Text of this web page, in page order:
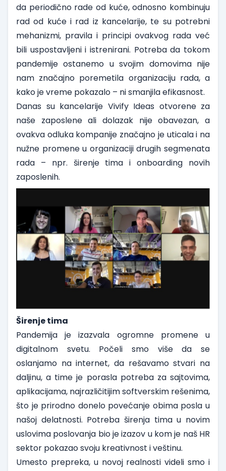
da periodično rade od kuće, odnosno kombinuju
rad od kuće i rad iz kancelarije, te su potrebni
mehanizmi, pravila i principi ovakvog rada već
bili uspostavljeni i istrenirani. Potreba da tokom
pandemije ostanemo u svojim domovima nije
nam značajno poremetila organizaciju rada, a
kako je vreme pokazalo – ni smanjila efikasnost.
Danas su kancelarije Vivify Ideas otvorene za
naše zaposlene ali dolazak nije obavezan, a
ovakva odluka kompanije značajno je uticala i na
nužne promene u organizaciji drugih segmenata
rada – npr. širenje tima i onboarding novih
zaposlenih.
Širenje tima
Pandemija je izazvala ogromne promene u
digitalnom svetu. Počeli smo više da se
oslanjamo na internet, da rešavamo stvari na
daljinu, a time je porasla potreba za sajtovima,
aplikacijama, najrazličitijim softverskim rešenima,
što je prirodno donelo povećanje obima posla u
našoj delatnosti. Potreba širenja tima u novim
uslovima poslovanja bio je izazov u kom je naš HR
sektor pokazao svoju kreativnost i veštinu.
Umesto prepreka, u novoj realnosti videli smo i